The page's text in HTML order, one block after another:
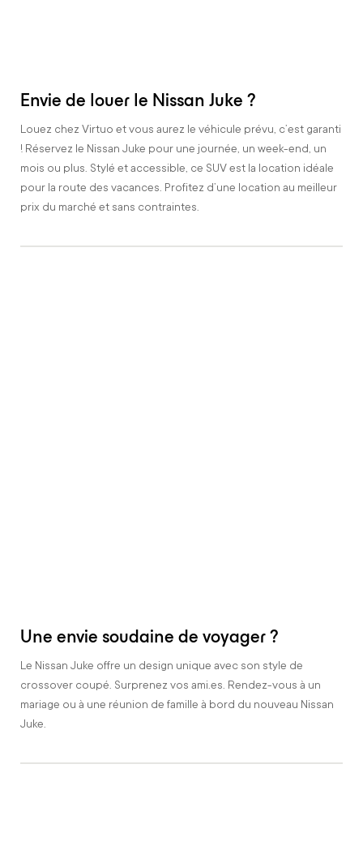
Envie de louer le Nissan Juke ?
Louez chez Virtuo et vous aurez le véhicule prévu, c’est garanti
! Réservez le Nissan Juke pour une journée, un week-end, un
mois ou plus. Stylé et accessible, ce SUV est la location idéale
pour la route des vacances. Profitez d’une location au meilleur
prix du marché et sans contraintes.
Une envie soudaine de voyager ?
Le Nissan Juke offre un design unique avec son style de
crossover coupé. Surprenez vos ami.es. Rendez-vous à un
mariage ou à une réunion de famille à bord du nouveau Nissan
Juke.